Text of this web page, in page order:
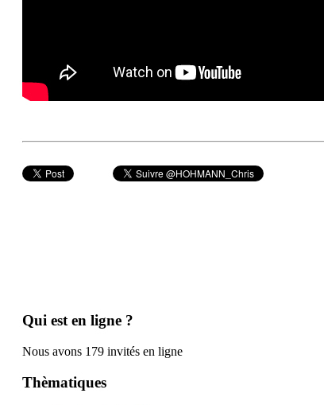
Qui est en ligne ?
Nous avons 179 invités en ligne
Thèmatiques